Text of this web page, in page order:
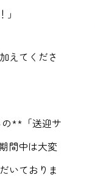
えてくださ
の**「送迎サ
間中は大変
いておりま